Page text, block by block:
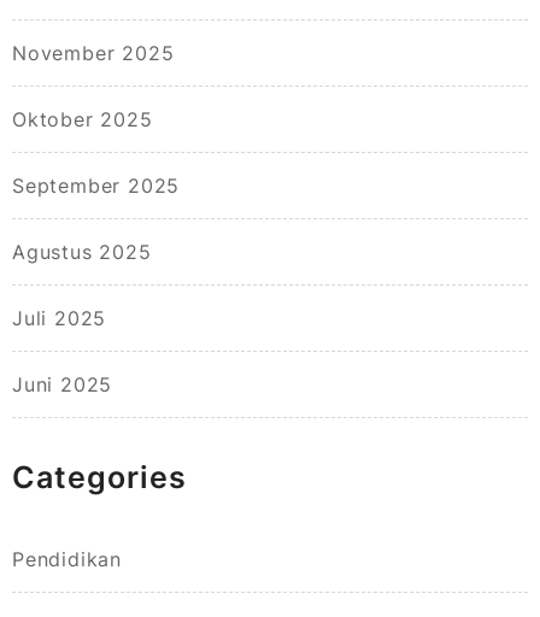
November 2025
Oktober 2025
September 2025
Agustus 2025
Juli 2025
Juni 2025
Categories
Pendidikan